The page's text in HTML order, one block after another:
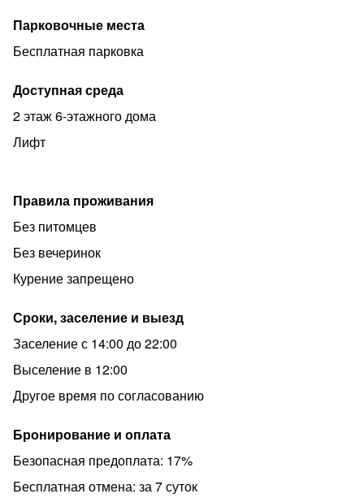
1. У нас не курят (любые виды курения) Место для
курения организовано на 1 этаже
2. Не больше 2-х человек, вечеринки и громкий шум
запрещен, мы очень любим наших соседей
3. К сожалению с питомцами у нас нельзя.
Залог 5000₽, возвращается после проверки квартиры
горничной.
оферты и предоставить фото паспорта.
Заезд после 14:00, Выезд до 12:00.
Парковочные места
Бесплатная парковка
Доступная среда
2 этаж 6-этажного дома
Лифт
Правила проживания
Без питомцев
Без вечеринок
Курение запрещено
Сроки, заселение и выезд
Заселение с 14:00 до 22:00
Выселение в 12:00
Другое время по согласованию
Бронирование и оплата
Безопасная предоплата: 17%
Бесплатная отмена: за 7 суток